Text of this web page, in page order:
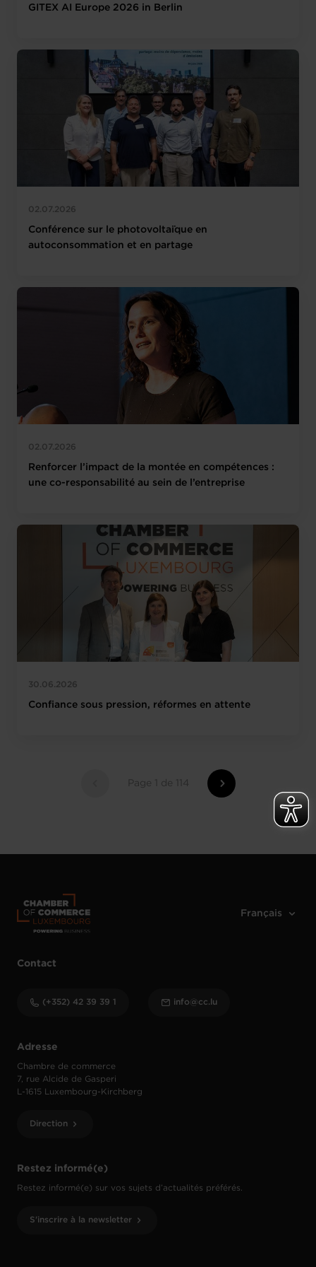
GITEX AI Europe 2026 in Berlin
02.07.2026
Conférence sur le photovoltaïque en
autoconsommation et en partage
02.07.2026
Renforcer l’impact de la montée en compétences :
une co-responsabilité au sein de l’entreprise
30.06.2026
Confiance sous pression, réformes en attente
Page 1 de 114
Restez informé(e)
Restez informé(e) sur vos sujets d’actualités préférés.
S'inscrire à la newsletter
Adresse
Chambre de commerce
7, rue Alcide de Gasperi
L-1615 Luxembourg-Kirchberg
Direction
Contact
(+352) 42 39 39 1 info@cc.lu